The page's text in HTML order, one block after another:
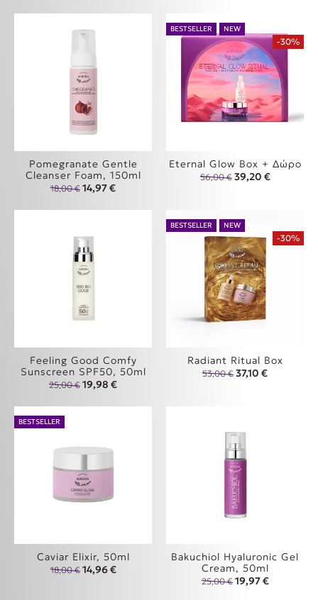
Pomegranate Gentle
Cleanser Foam, 150ml
18,00€ Original price was: 18,00 €.
14,97€Η τρέχουσα τιμή είναι: 14,97 €.
-30%
BESTSELLER NEW
Eternal Glow Box + Δώρο
56,00€ Original price
39,20 €Η
Feeling Good Comfy
Sunscreen SPF50, 50ml
25,00€ Original price was: 25,00 €.
19,98 €Η τρέχουσα τιμή είναι: 19,98 €.
-30%
BESTSELLER NEW
Radiant Ritual Box
53,00€ Original price
37,10 €Η
BESTSELLER
Caviar Elixir, 50ml
18,00€ Original price was: 18,00 €.
14,96€Η τρέχουσα τιμή είναι: 14,96 €.
Bakuchiol Hyaluronic Gel
Cream, 50ml
25,00€ Original price
19,97€Η